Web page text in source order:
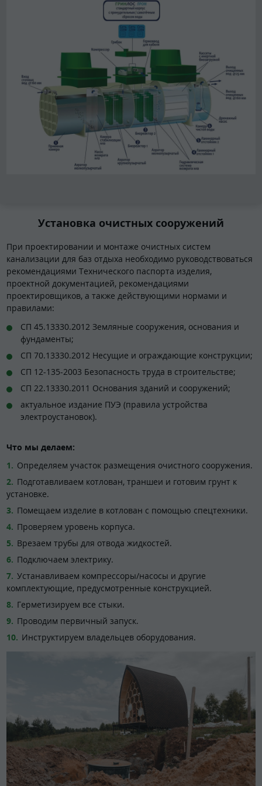
Установка очистных сооружений
При проектировании и монтаже очистных систем
канализации для баз отдыха необходимо руководствоваться
рекомендациями Технического паспорта изделия,
проектной документацией, рекомендациями
проектировщиков, а также действующими нормами и
правилами:
СП 45.13330.2012 Земляные сооружения, основания и
фундаменты;
СП 70.13330.2012 Несущие и ограждающие конструкции;
СП 12-135-2003 Безопасность труда в строительстве;
СП 22.13330.2011 Основания зданий и сооружений;
актуальное издание ПУЭ (правила устройства
электроустановок).
Что мы делаем:
Определяем участок размещения очистного сооружения.
Подготавливаем котлован, траншеи и готовим грунт к
установке.
Помещаем изделие в котлован с помощью спецтехники.
Проверяем уровень корпуса.
Врезаем трубы для отвода жидкостей.
Подключаем электрику.
Устанавливаем компрессоры/насосы и другие
комплектующие, предусмотренные конструкцией.
Герметизируем все стыки.
Проводим первичный запуск.
Инструктируем владельцев оборудования.